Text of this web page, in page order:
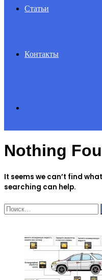
Статьи
Контакты
for
Nothing
It seems we can’t find
searching can help.
Найти: